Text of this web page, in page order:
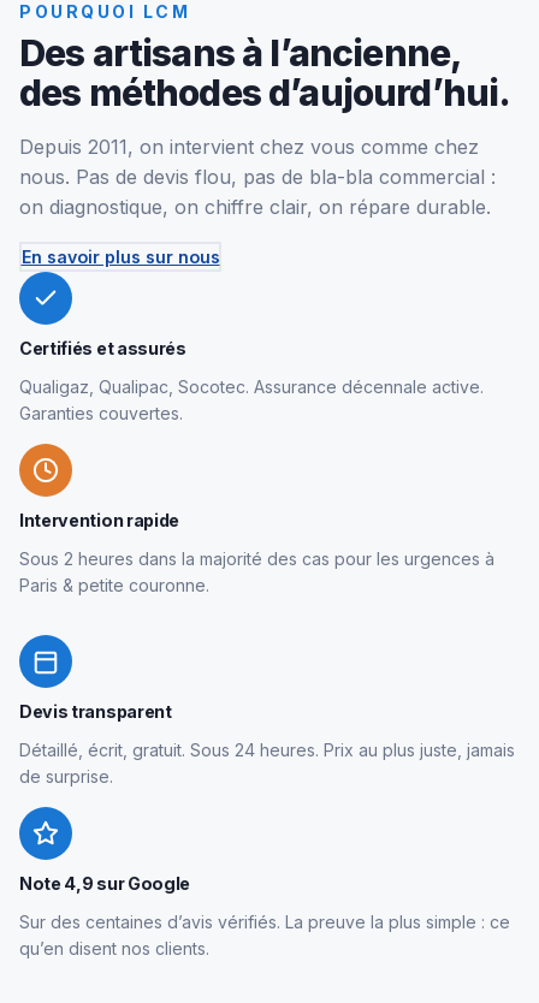
POURQUOI LCM
Des artisans à l’ancienne,
des méthodes d’aujourd’hui.
Depuis 2011, on intervient chez vous comme chez
nous. Pas de devis flou, pas de bla-bla commercial :
on diagnostique, on chiffre clair, on répare durable.
En savoir plus sur nous
Certifiés et assurés
Qualigaz, Qualipac, Socotec. Assurance décennale active.
Garanties couvertes.
Intervention rapide
Sous 2 heures dans la majorité des cas pour les urgences à
Paris & petite couronne.
Devis transparent
Détaillé, écrit, gratuit. Sous 24 heures. Prix au plus juste, jamais
de surprise.
Note 4,9 sur Google
Sur des centaines d’avis vérifiés. La preuve la plus simple : ce
qu’en disent nos clients.